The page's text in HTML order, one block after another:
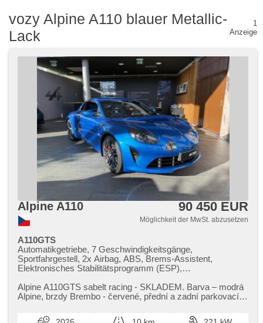
vozy Alpine A110 blauer Metallic-
Lack
1
Anzeige
Alpine A110 90 450 EUR
Möglichkeit der MwSt. abzusetzen
A110GTS
Automatikgetriebe, 7 Geschwindigkeitsgänge,
Sportfahrgestell, 2x Airbag, ABS, Brems-Assistent,
Elektronisches Stabilitätsprogramm (ESP),
(HSA), automatisch im Berg bremsen , Servolenkung,
Klimaautomatik, Tempomat, täglich Leuchten, LED denní
přístrojový štít, volba jízdního režimu, elektronická ruční
Alpine A110GTS sabelt racing ​- SKLADEM. Barva – modrá
Alpine,​ brzdy Brembo ​- červené,​ přední a zadní parkovací